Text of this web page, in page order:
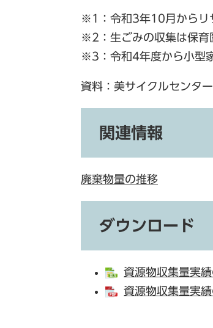
※1：令和3年10月からリ
※2：生ごみの収集は保育
※3：令和4年度から小型
資料：美サイクルセンター
関連情報
廃棄物量の推移
ダウンロード
資源物収集量実
資源物収集量実